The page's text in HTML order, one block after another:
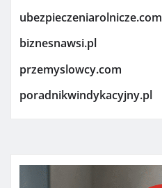
ubezpieczeniarolnicze.com
biznesnawsi.pl
przemyslowcy.com
poradnikwindykacyjny.pl